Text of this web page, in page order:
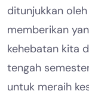
ditunjukkan
memberikan
kehebatan kita
tengah
untuk meraih